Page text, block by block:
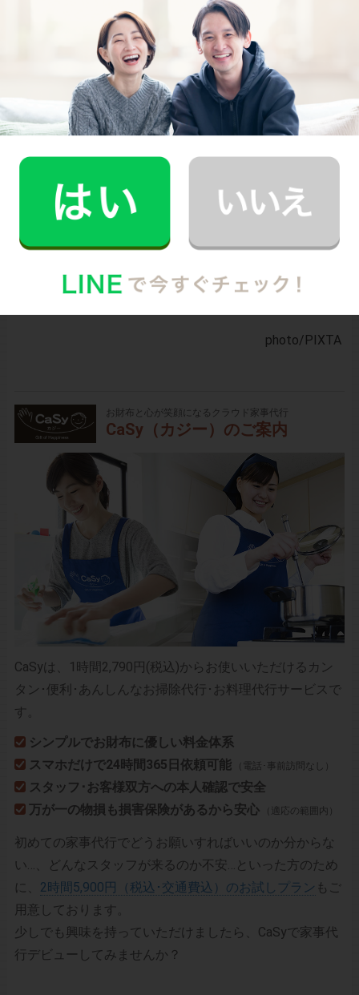
赤ちゃんの頃は不安や心配から、ついつい他の赤ちゃん
と発達や発育について比較してしまいがちです。でも、
「早くできることが良いこと」ではありません。ひとり
ひとりに合ったペースで間違いなく成長しています。
発育や発達に異常がなければ、人より遅くてもいつかは
首がすわり、歩き、話せるようになります。できないう
ちは不安になりがちですが、大丈夫ですよ。
子育ての中でもとても短く貴重な「赤ちゃん」の時期。
昨日よりもできるようになったことに目を向けて、楽し
photo/PIXTA
お財布と心が笑顔になるクラウド家事代行
CaSy（カジー）のご案内
CaSyは、1時間2,790円(税込)からお使いいただけるカン
タン･便利･あんしんなお掃除代行･お料理代行サービスで
す。
シンプルでお財布に優しい料金体系
スマホだけで24時間365日依頼可能
（電話･事前訪問なし）
スタッフ･お客様双方への本人確認で安全
万が一の物損も損害保険があるから安心
（適応の範囲内）
初めての家事代行でどうお願いすればいいのか分からな
い…、どんなスタッフが来るのか不安…といった方のため
に、 2時間5,900円（税込･交通費込）のお試しプラン もご
用意しております。
少しでも興味を持っていただけましたら、CaSyで家事代
行デビューしてみませんか？